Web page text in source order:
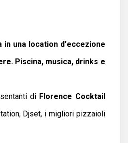
in una location d'eccezione
Piscina, musica, drinks e
di Florence Cocktail
Djset, i migliori pizzaioli